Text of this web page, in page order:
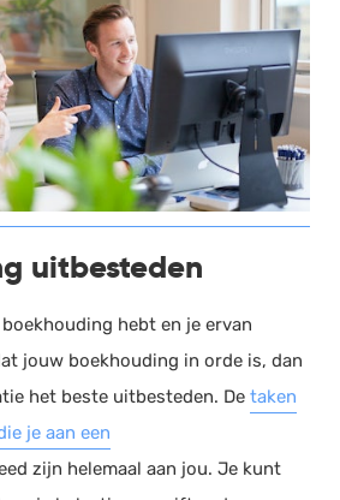
uitbesteden
hebt en je ervan
jouw boekhouding in orde is, dan
het beste uitbesteden. De taken
je aan een
zijn helemaal aan jou. Je kunt